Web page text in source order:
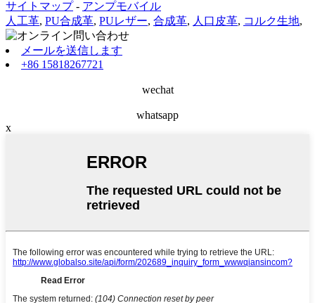
サイトマップ- アンプモバイル
人工革, PU合成革, PUレザー, 合成革, 人口皮革, コルク生地,
メールを送信します
+86 15818267721
wechat
whatsapp
x